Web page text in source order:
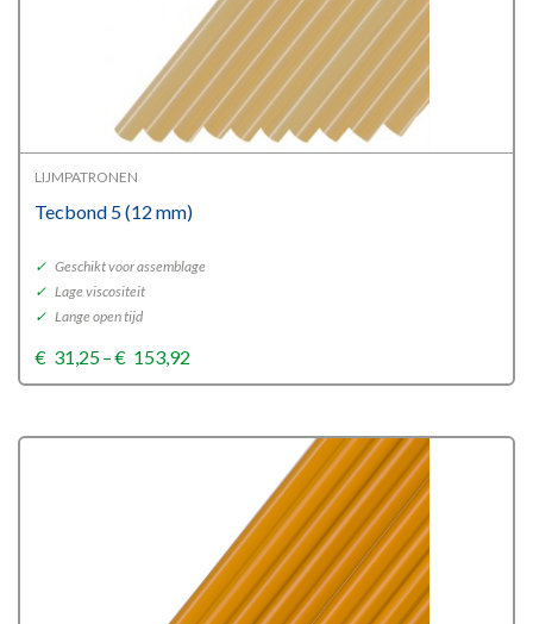
LIJMPATRONEN
Tecbond 5 (12 mm)
✓ Geschikt voor assemblage
✓ Lage viscositeit
✓ Lange open tijd
€ 31,25–€ 153,92
range: